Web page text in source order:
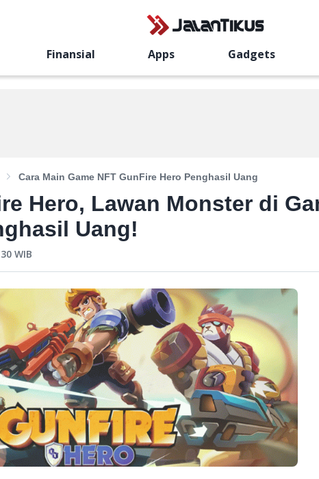
Finansial Apps Gadgets
Cara Main Game NFT GunFire Hero Penghasil Uang
Hero, Lawan Monster di
Uang!
WIB